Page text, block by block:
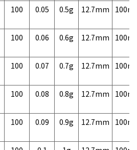
100 0.05 0.5g 12.7mm
100 0.06 0.6g 12.7mm
100 0.07 0.7g 12.7mm
100 0.08 0.8g 12.7mm
100 0.09 0.9g 12.7mm